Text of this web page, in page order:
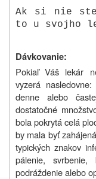
Ak si nie
to u svojho
Dávkovanie:
Pokiaľ Váš lekár
vyzerá
denne alebo
dostatočné
bola pokrytá celá
by mala byť
typických znakov
pálenie,
podráždenie alebo